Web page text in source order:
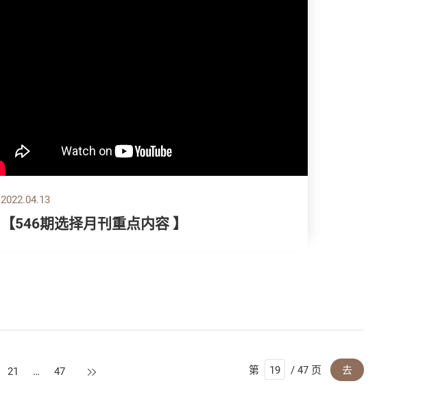
2022.04.13
【546期选择月刊重点内容 】
21 … 47 下一页 第 / 47 页 去